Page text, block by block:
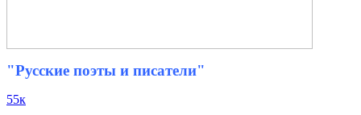
"Русские поэты и писатели"
55к